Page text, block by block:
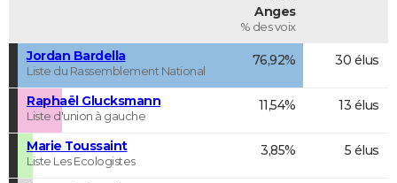
Anges
% des voix
Jordan Bardella
Liste du Rassemblement National
76,92% 30 élus
Raphaël Glucksmann
Liste d'union à gauche
11,54% 13 élus
Marie Toussaint
Liste Les Ecologistes
3,85% 5 élus